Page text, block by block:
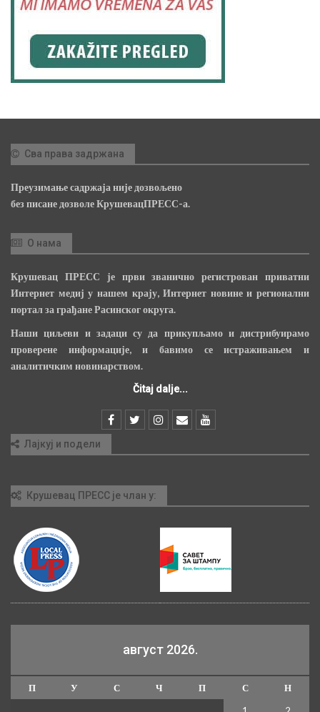
Сва права задржана
Преузимање садржаја није дозвољено
без писане дозволе КрушевацПРЕСС-а.
О нама
Крушевац ПРЕСС је први званично регистрован приватни
Интернет медиј у нашем крају, Интернет новине и регионални
портал за грађане Расинског округа.
Наши циљеви и задаци су да прикупљамо и дистрибуирамо
проверене информације, и бавимо се истраживањем и
аналитичким новинарством.
Čitaj dalje...
Лајкуј и подели
Крушевац ПРЕСС је члан у:
август 2026.
П У С Ч П С
Н